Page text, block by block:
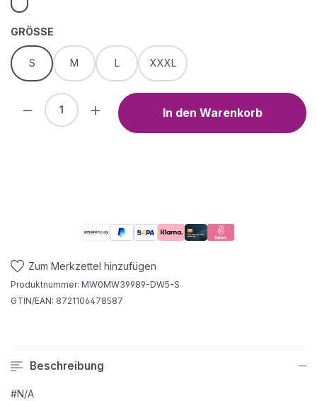
GRÖSSE
S M L XXXL
Produkt Anzahl: Gib den gewünschten
In den Warenkorb
Zum Merkzettel hinzufügen
Produktnummer: MW0MW39989-DW5-S
GTIN/EAN: 8721106478587
Beschreibung
#N/A